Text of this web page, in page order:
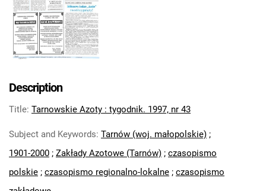
Feliksa Dzierżyńskiego. 1969
Tarnowskie Azoty : Organ Samorządu
Robotniczego Zakładów Azotowych im.
Feliksa Dzierżyńskiego. 1970
Robotniczego Zakładów Azotowych im.
Tarnowskie Azoty : Organ Samorządu
Feliksa Dzierżyńskiego. 1972
Tarnowskie Azoty : Organ Samorządu
Robotniczego Zakładów Azotowych im.
Feliksa Dzierżyńskiego. 1974
Description
Title: Tarnowskie Azoty : tygodnik. 1997, nr 43
Subject and Keywords: Tarnów (woj. małopolskie) ;
1901-2000 ; Zakłady Azotowe (Tarnów) ; czasopismo
polskie ; czasopismo regionalno-lokalne ; czasopismo